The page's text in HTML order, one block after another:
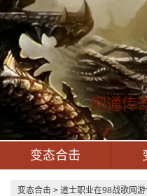
网通传
变态合击
变态合击 > 道士职业在98战歌网